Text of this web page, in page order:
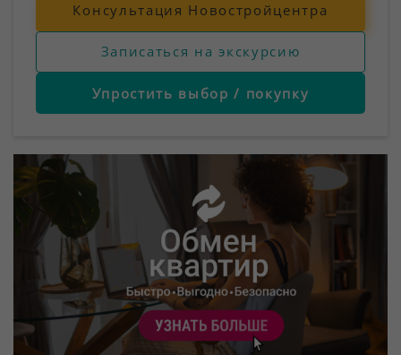
Консультация Новостройцентра
Записаться на экскурсию
Упростить выбор / покупку